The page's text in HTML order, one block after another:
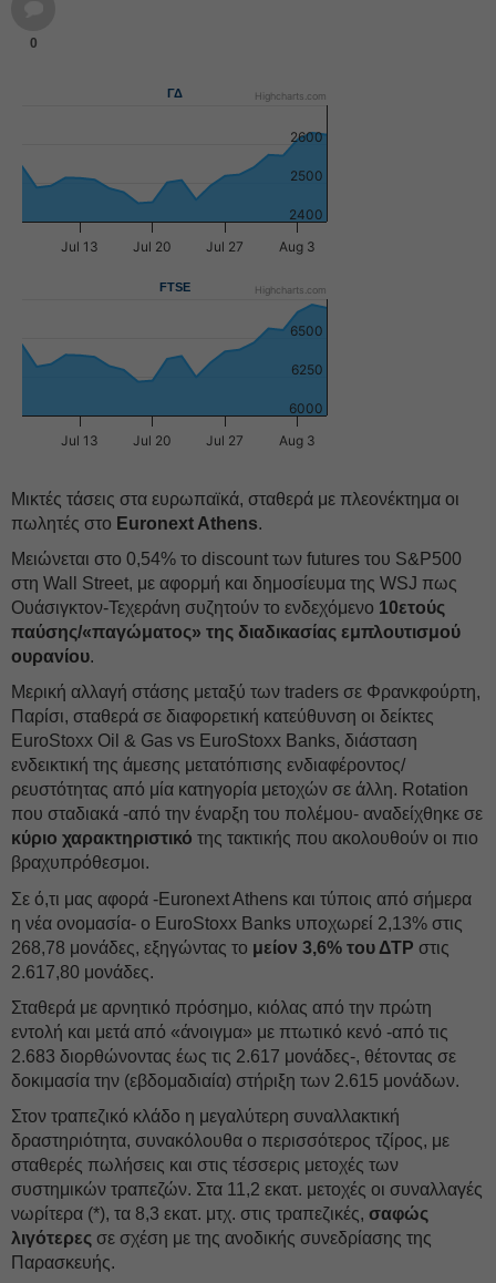
0
ΓΔ
Jul 13 Jul 20 Jul 27 Aug 3
2400
2500
2600
Highcharts.com
FTSE
Jul 13 Jul 20 Jul 27 Aug 3
6000
6250
6500
Highcharts.com
Μικτές τάσεις στα ευρωπαϊκά, σταθερά με πλεονέκτημα οι
πωλητές στο Euronext Athens.
Μειώνεται στο 0,54% το discount των futures του S&P500
στη Wall Street, με αφορμή και δημοσίευμα της WSJ πως
Ουάσιγκτον-Τεχεράνη συζητούν το ενδεχόμενο 10ετούς
παύσης/«παγώματος» της διαδικασίας εμπλουτισμού
ουρανίου.
Μερική αλλαγή στάσης μεταξύ των traders σε Φρανκφούρτη,
Παρίσι, σταθερά σε διαφορετική κατεύθυνση οι δείκτες
EuroStoxx Oil & Gas vs EuroStoxx Banks, διάσταση
ενδεικτική της άμεσης μετατόπισης ενδιαφέροντος/
ρευστότητας από μία κατηγορία μετοχών σε άλλη. Rotation
που σταδιακά -από την έναρξη του πολέμου- αναδείχθηκε σε
κύριο χαρακτηριστικό της τακτικής που ακολουθούν οι πιο
βραχυπρόθεσμοι.
Σε ό,τι μας αφορά -Euronext Athens και τύποις από σήμερα
η νέα ονομασία- ο EuroStoxx Banks υποχωρεί 2,13% στις
268,78 μονάδες, εξηγώντας το μείον 3,6% του ΔΤΡ στις
2.617,80 μονάδες.
Σταθερά με αρνητικό πρόσημο, κιόλας από την πρώτη
εντολή και μετά από «άνοιγμα» με πτωτικό κενό -από τις
2.683 διορθώνοντας έως τις 2.617 μονάδες-, θέτοντας σε
δοκιμασία την (εβδομαδιαία) στήριξη των 2.615 μονάδων.
Στον τραπεζικό κλάδο η μεγαλύτερη συναλλακτική
δραστηριότητα, συνακόλουθα ο περισσότερος τζίρος, με
σταθερές πωλήσεις και στις τέσσερις μετοχές των
συστημικών τραπεζών. Στα 11,2 εκατ. μετοχές οι συναλλαγές
νωρίτερα (*), τα 8,3 εκατ. μτχ. στις τραπεζικές, σαφώς
λιγότερες σε σχέση με της ανοδικής συνεδρίασης της
Παρασκευής.